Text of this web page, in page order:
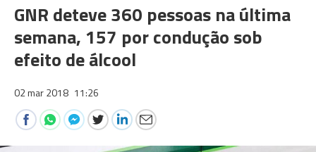
GNR deteve 360 pessoas na última
semana, 157 por condução sob
efeito de álcool
02 mar 2018 11:26